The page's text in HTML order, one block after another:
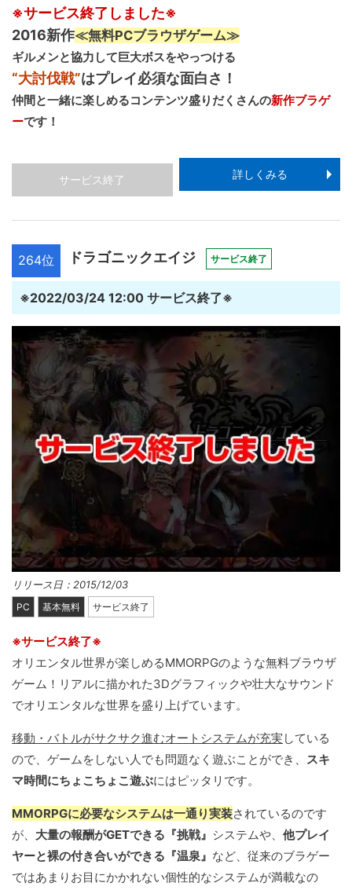
※サービス終了しました※
2016新作≪無料PCブラウザゲーム≫
ギルメンと協力して巨大ボスをやっつける
“大討伐戦”はプレイ必須な面白さ！
仲間と一緒に楽しめるコンテンツ盛りだくさんの新作ブラゲ
ーです！
サービス終了 詳しくみる
264位 ドラゴニックエイジ サービス終了
※2022/03/24 12:00 サービス終了※
リリース日：2015/12/03
PC 基本無料 サービス終了
※サービス終了※
オリエンタル世界が楽しめるMMORPGのような無料ブラウザ
ゲーム！リアルに描かれた3Dグラフィックや壮大なサウンド
でオリエンタルな世界を盛り上げています。
移動・バトルがサクサク進むオートシステムが充実 している
ので、ゲームをしない人でも問題なく遊ぶことができ、 スキ
マ時間にちょこちょこ遊ぶにはピッタリです。
MMORPGに必要なシステムは一通り実装されているのです
が、 大量の報酬がGETできる『挑戦』 システムや、 他プレイ
ヤーと裸の付き合いができる『温泉』 など、従来のブラゲー
ではあまりお目にかかれない個性的なシステムが満載なの